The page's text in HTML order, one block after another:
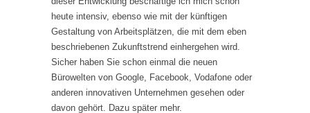
heute intensiv, ebenso wie mit der künftigen
Gestaltung von Arbeitsplätzen, die mit dem eben
beschriebenen Zukunftstrend einhergehen wird.
Sicher haben Sie schon einmal die neuen
Bürowelten von Google, Facebook, Vodafone oder
anderen innovativen Unternehmen gesehen oder
davon gehört. Dazu später mehr.